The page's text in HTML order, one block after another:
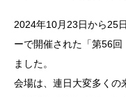
2024年10月23日から25
ーで開催された「第56
ました。
会場は、連日大変多くの